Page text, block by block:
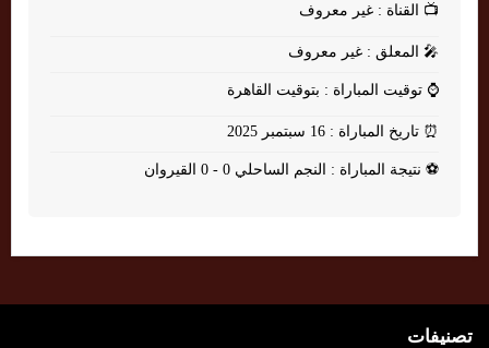
📺 القناة : غير معروف
🎤 المعلق : غير معروف
⌚ توقيت المباراة : بتوقيت القاهرة
⏰ تاريخ المباراة : 16 سبتمبر 2025
⚽ نتيجة المباراة : النجم الساحلي 0 - 0 القيروان
تصنيفات